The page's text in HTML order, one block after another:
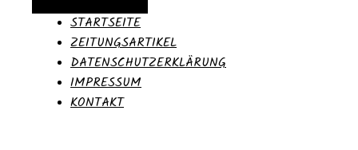
STARTSEITE
ZEITUNGSARTIKEL
DATENSCHUTZERKLÄRUNG
IMPRESSUM
KONTAKT